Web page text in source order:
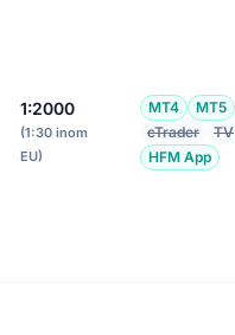
1:2000
(1:30 inom
EU)
MT4
MT5
cTrader
TV
HFM App